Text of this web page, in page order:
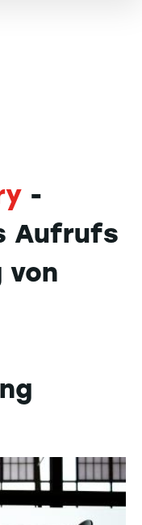
-
Aufrufs
von